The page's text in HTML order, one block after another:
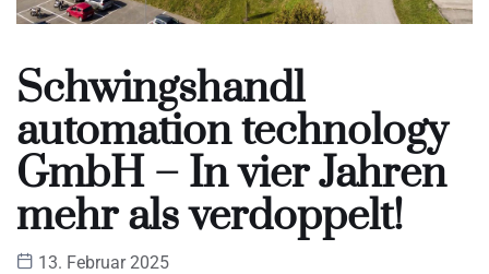
Schwingshandl
automation technology
GmbH – In vier Jahren
mehr als verdoppelt!
13. Februar 2025